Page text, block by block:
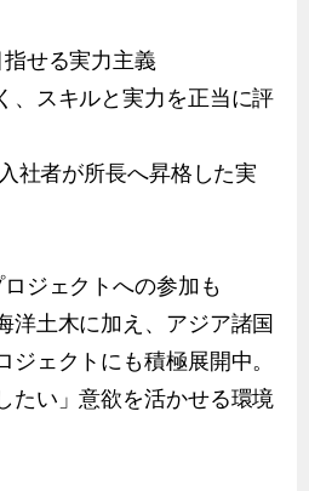
せる実力主義
、スキルと実力を正当に評
社者が所長へ昇格した実
ジェクトへの参加も
洋土木に加え、アジア諸国
ェクトにも積極展開中。
たい」意欲を活かせる環境